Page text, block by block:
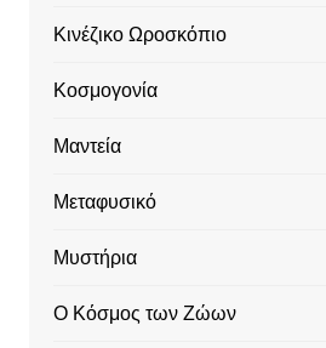
Κινέζικο Ωροσκόπιο
Κοσμογονία
Μαντεία
Μεταφυσικό
Μυστήρια
Ο Κόσμος των Ζώων